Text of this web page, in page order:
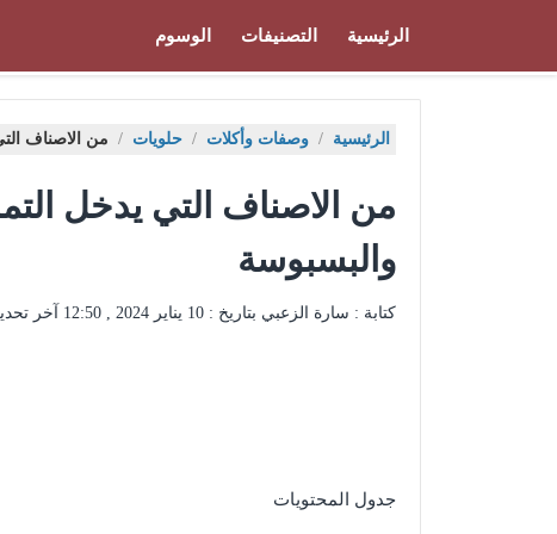
الرئيسية التصنيفات الوسوم
الرئيسية / وصفات وأكلات / حلويات / من الاصناف
من الاصناف التي يدخل
والبسبوسة
كتابة : سارة الزعبي بتاريخ : 10 يناير 2024 , 12:50 آخر
جدول المحتويات